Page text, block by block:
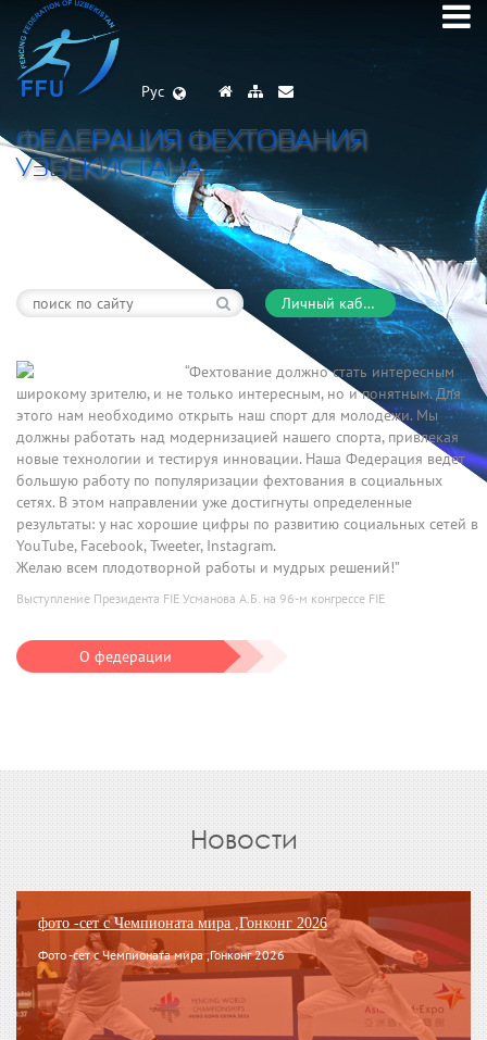
Рус
ФЕДЕРАЦИЯ ФЕХТОВАНИЯ
УЗБЕКИСТАНА
Личный кабинет
“Фехтование должно стать интересным
широкому зрителю, и не только интересным, но и понятным. Для
этого нам необходимо открыть наш спорт для молодежи. Мы
должны работать над модернизацией нашего спорта, привлекая
новые технологии и тестируя инновации. Наша Федерация ведет
большую работу по популяризации фехтования в социальных
сетях. В этом направлении уже достигнуты определенные
результаты: у нас хорошие цифры по развитию социальных сетей в
YouTube, Facebook, Tweeter, Instagram.
Желаю всем плодотворной работы и мудрых решений!”
Выступление Президента FIE Усманова А.Б. на 96-м конгрессе FIE
О федерации
Новости
фото -сет с Чемпионата мира ,Гонконг 2026
Фото -сет с Чемпионата мира ,Гонконг 2026